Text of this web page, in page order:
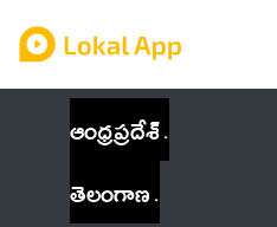
ఆంధ్రప్రదేశ్
తెలంగాణ